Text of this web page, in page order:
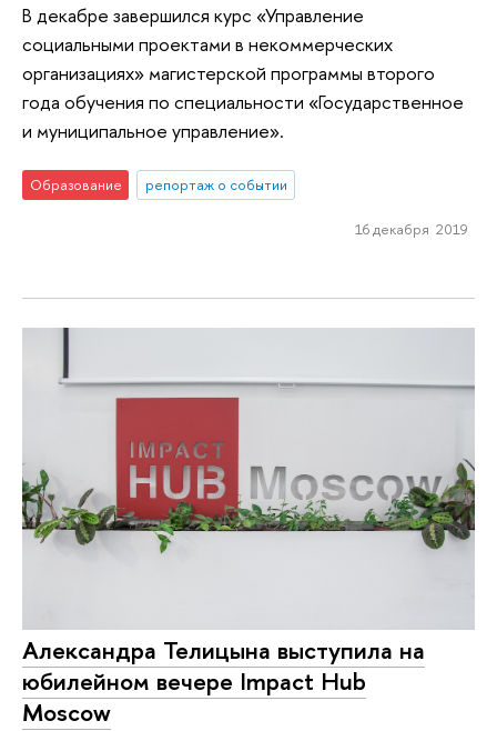
В декабре завершился курс «Управление
социальными проектами в некоммерческих
организациях» магистерской программы второго
года обучения по специальности «Государственное
и муниципальное управление».
Образование репортаж о событии
16 декабря 2019
Александра Телицына выступила на
юбилейном вечере Impact Hub
Moscow